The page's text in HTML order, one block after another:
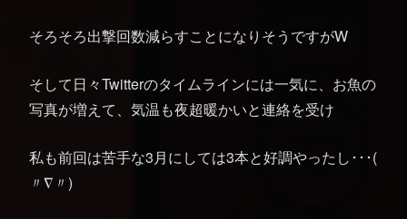
そろそろ出撃回数減らすことになりそうですがW
そして日々Twitterのタイムラインには一気に、お魚の
写真が増えて、気温も夜超暖かいと連絡を受け
私も前回は苦手な3月にしては3本と好調やったし･･･(
〃∇〃)